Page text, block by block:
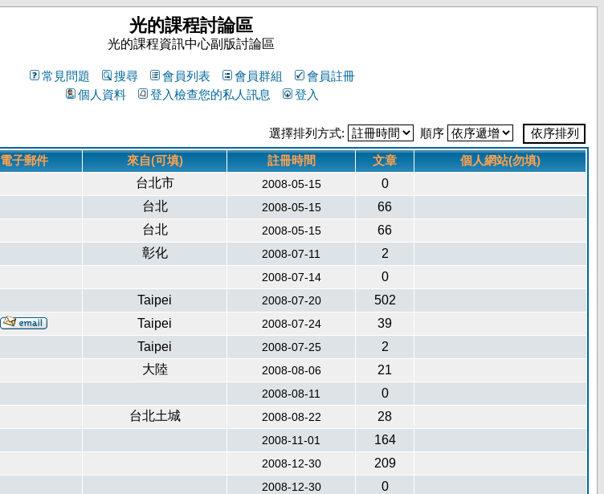
光的課程討論區
光的課程資訊中心副版討論區
常見問題 搜尋 會員列表 會員群組
會員註冊
個人資料
登入檢查您的私人訊息 登入
選擇排列方式: 順序
電子郵件 來自(可填) 註冊時間 文章
個人網站(勿填)
台北市 2008-05-15
0
台北 2008-05-15
66
台北 2008-05-15
66
彰化 2008-07-11
2
2008-07-14
0
Taipei 2008-07-20
502
Taipei 2008-07-24
39
Taipei 2008-07-25
2
大陸 2008-08-06
21
2008-08-11
0
台北土城 2008-08-22
28
2008-11-01
164
2008-12-30
209
2008-12-30
0